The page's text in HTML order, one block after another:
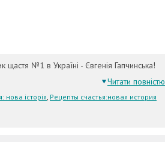
щастя №1 в Україні - Євгенія Гапчинська!
Читати повністю
нова історія, Рецепты счастья:новая история